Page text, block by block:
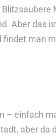
Aber das
findet man
– einfach
aber